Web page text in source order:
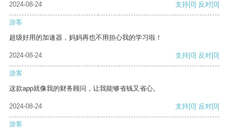
2024-08-24 支持[0] 反对[0]
游客
超级好用的加速器，妈妈再也不用担心我的学习啦！
2024-08-24 支持[0] 反对[0]
游客
这款app就像我的财务顾问，让我能够省钱又省心。
2024-08-24 支持[0] 反对[0]
游客